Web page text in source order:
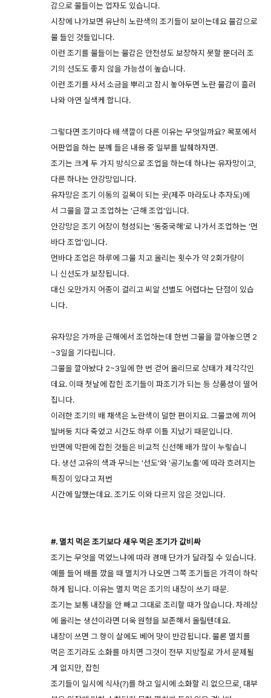
감으로 물들이는 업자도 있습니다.
시장에 나가보면 유난히 노란색의 조기들이 보이는데요 물감으로
물 들인 것들입니다.
이런 조기를 물들이는 물감은 안전성도 보장하지 못할 뿐더러 조
기의 선도도 좋지 않을 가능성이 높습니다.
이런 조기를 사서 소금을 뿌리고 잠시 놓아두면 노란 물감이 흘러
나와 아연 실색케 합니다.
그렇다면 조기마다 배 색깔이 다른 이유는 무엇일까요? 목포에서
어판업을 하는 분께 들은 내용 중 일부를 발췌하자면.
조기는 크게 두 가지 방식으로 조업을 하는데 하나는 유자망이고,
다른 하나는 안강망입니다.
유자망은 조기 이동의 길목이 되는 곳(제주 마라도나 추자도)에
서 그물을 깔고 조업하는 '근해 조업'입니다.
안강망은 조기 어장이 형성되는 '동중국해'로 나가서 조업하는 '먼
바다 조업'입니다.
먼바다 조업은 하루에 그물 치고 올리는 횟수가 약 2회가량이
니 신선도가 보장됩니다.
대신 오만가지 어종이 걸리고 씨알 선별도 어렵다는 단점이 있습
니다.
유자망은 가까운 근해에서 조업하는데 한번 그물을 깔아놓으면 2
~3일을 기다립니다.
그물을 깔아놨다 2~3일에 한 번 걷어 올리므로 상태가 제각각인
데요. 이때 첫날에 잡힌 조기들이 파조기가 되는 등 상품성이 떨어
집니다.
이러한 조기의 배 채색은 노란색이 덜한 편이지요. 그물코에 끼어
발버둥 치다 죽었고 시간도 하루 이틀 지났기 때문입니다.
반면에 막판에 잡힌 것들은 비교적 신선해 배가 많이 누렇습니
다. 생선 고유의 색과 무늬는 '선도'와 '공기노출'에 따라 흐려지는
특징이 있다고 저번
시간에 말했는데요. 조기도 이와 다르지 않은 것입니다.
#. 멸치 먹은 조기보다 새우 먹은 조기가 값비싸
조기는 무엇을 먹었느냐에 따라 경매 단가가 달라질 수 있습니다.
예를 들어 배를 깠을 때 멸치가 나오면 그쪽 조기들은 가격이 하락
하게 됩니다. 이유는 멸치 먹은 조기의 내장이 쓰기 때문.
조기는 보통 내장을 안 빼고 그대로 조리할 때가 많습니다. 차례상
에 올리는 생선이라면 더욱 원형을 보존해서 올릴텐데요.
내장이 쓰면 그 향이 살에도 베어 맛이 반감됩니다. 물론 멸치를
먹은 조기라도 소화를 마치면 그것이 전부 지방질로 가서 문제될
게 없지만, 잡힌
조기들이 일시에 식사(?)를 하고 일시에 소화할 리 없으므로, 대부